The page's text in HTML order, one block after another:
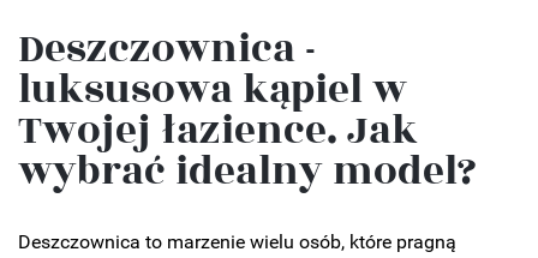
Deszczownica -
luksusowa kąpiel w
Twojej łazience. Jak
wybrać idealny model?
Deszczownica to marzenie wielu osób, które pragną